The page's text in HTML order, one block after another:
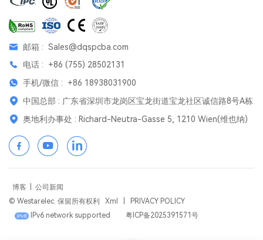
邮箱 : Sales@dqspcba.com
电话 : +86 (755) 28502131
手机/微信 : +86 18938031900
中国总部 : 广东省深圳市龙岗区宝龙街道宝龙社区诚信路8号A栋
奥地利办事处 : Richard-Neutra-Gasse 5, 1210 Wien(维也纳)
博客
公司新闻
© Westarelec. 保留所有权利
Xml
PRIVACY POLICY
IPv6 network supported
粤ICP备2025391571号